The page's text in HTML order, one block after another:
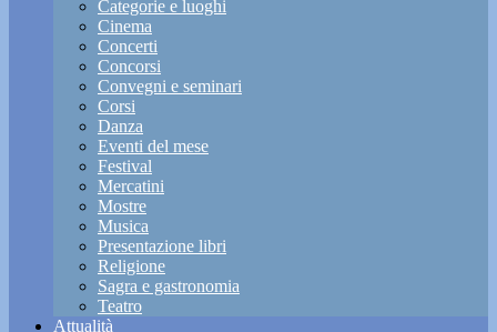
Categorie e luoghi
Cinema
Concerti
Concorsi
Convegni e seminari
Corsi
Danza
Eventi del mese
Festival
Mercatini
Mostre
Musica
Presentazione libri
Religione
Sagra e gastronomia
Teatro
Attualità